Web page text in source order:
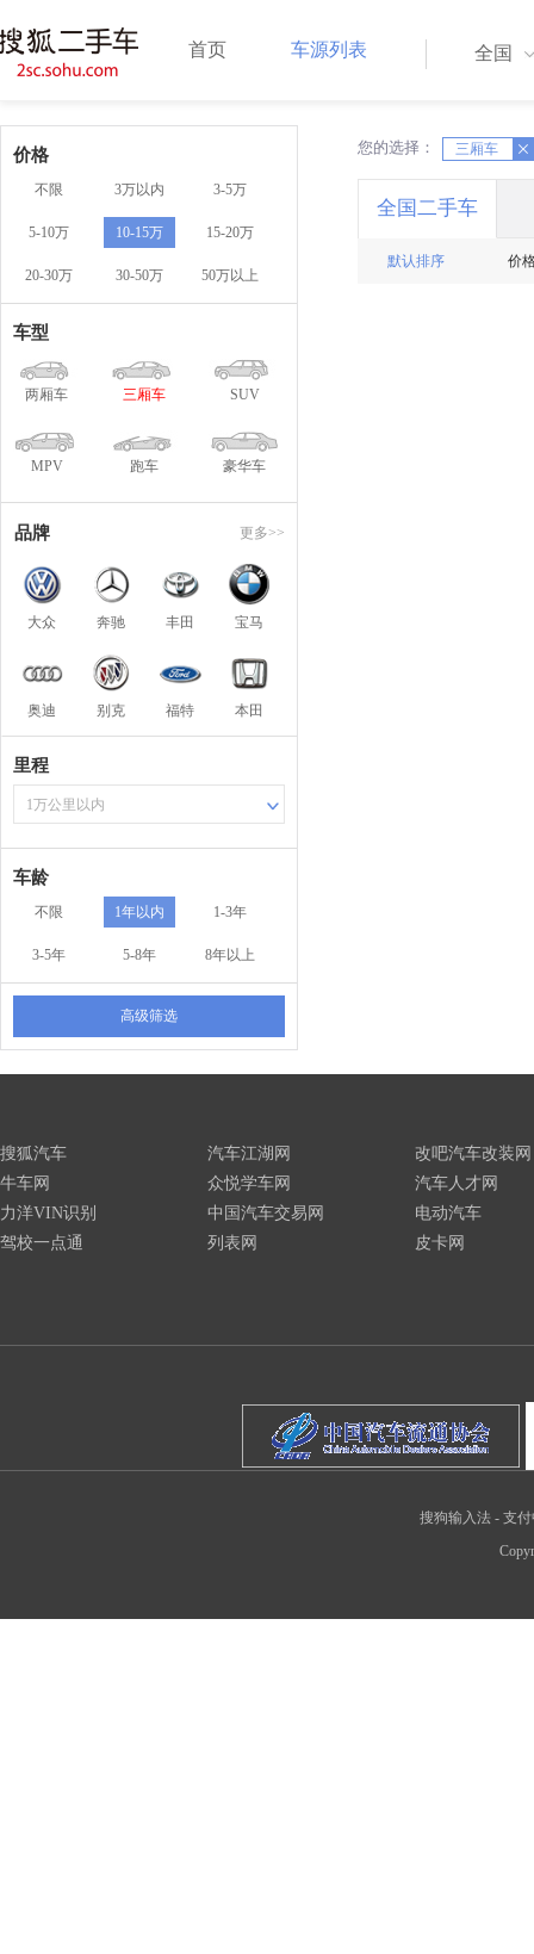
首页 车源列表 全国
价格
不限 3万以内 3-5万
5-10万 10-15万 15-20万
20-30万 30-50万 50万以上
车型
两厢车 三厢车 SUV
MPV 跑车 豪华车
品牌 更多>>
大众 奔驰 丰田 宝马
奥迪 别克 福特 本田
里程
1万公里以内
车龄
不限 1年以内 1-3年
3-5年 5-8年 8年以上
高级筛选
您的选择： 三厢车
X X
全国二手车
默认排序 价
搜狐汽车
牛车网
力洋VIN识别
驾校一点通
汽车江湖网
众悦学车网
中国汽车交易网
列表网
改吧汽车改装网
汽车人才网
电动汽车
皮卡网
搜狗输入法- 支